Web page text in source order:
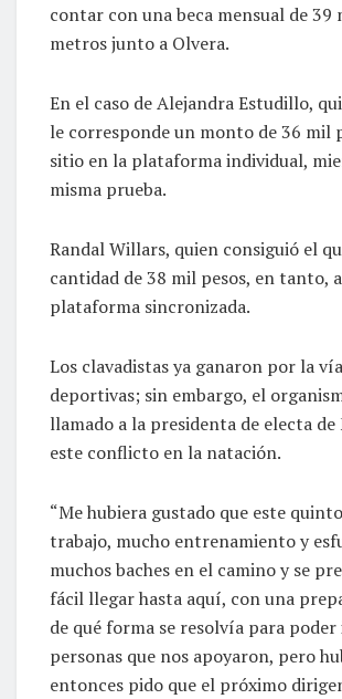
contar con una beca mensual de
metros junto a Olvera.
En el caso de Alejandra Estudillo,
le corresponde un monto de 36 mil
sitio en la plataforma individual,
misma prueba.
Randal Willars, quien consiguió el
cantidad de 38 mil pesos, en
plataforma sincronizada.
Los clavadistas ya ganaron por la
deportivas; sin embargo, el
llamado a la presidenta de electa
este conflicto en la natación.
“Me hubiera gustado que este
trabajo, mucho entrenamiento y
muchos baches en el camino y se
fácil llegar hasta aquí, con una
de qué forma se resolvía para
personas que nos apoyaron, pero
entonces pido que el próximo